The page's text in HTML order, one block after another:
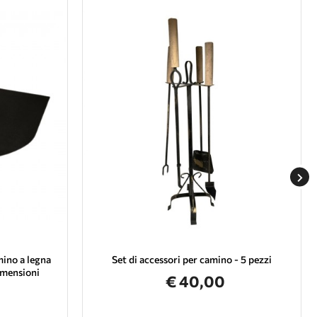
a legna
Set di accessori per camino - 5 pezzi
€ 40,00